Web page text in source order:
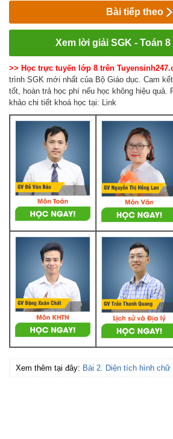
Bài tiếp theo
Xem lời giải SGK - Toán
>> Học trực tuyến lớp 8 trên
trình SGK mới nhất của Bộ Giáo dục. Cam
tốt, hoàn trả học phí nếu học không hiệu quả.
khảo chi tiết khoá học tại: Link
Xem thêm tại đây: Bài 2. Diện tích hình chữ